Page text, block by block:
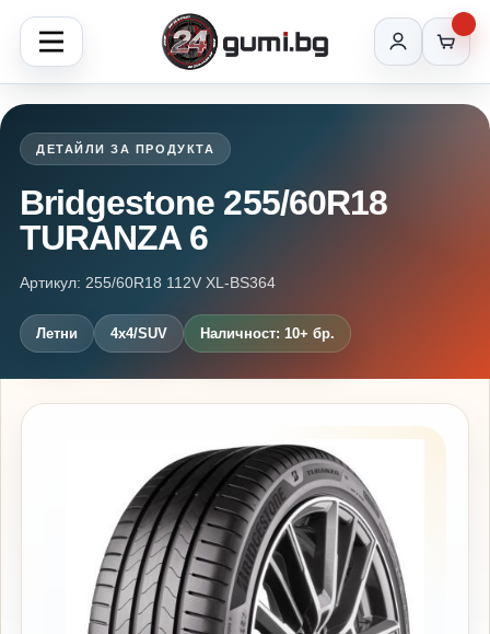
ДЕТАЙЛИ ЗА ПРОДУКТА
Bridgestone 255/60R18
TURANZA 6
Артикул: 255/60R18 112V XL-BS364
Летни 4x4/SUV Наличност: 10+ бр.